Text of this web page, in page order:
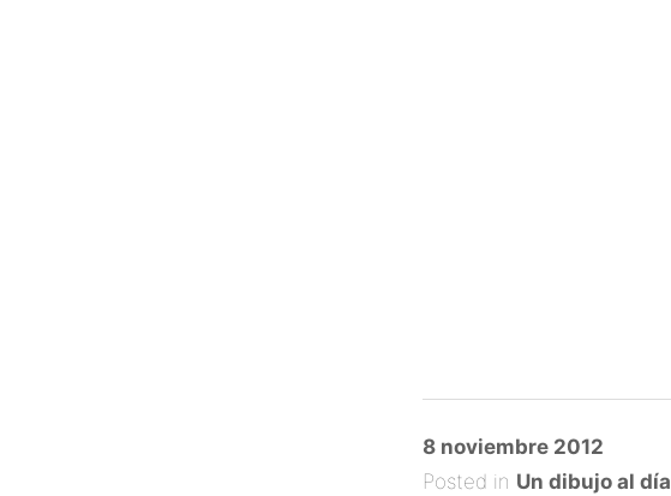
Posted
on
8 noviembre 2012
Posted in Un dibujo al día